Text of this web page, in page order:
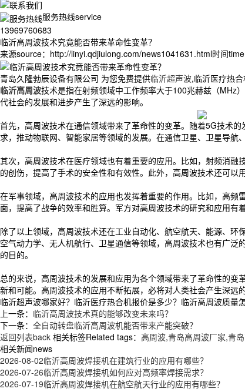
服务热线service
13969760683
临沂高周波技术究竟能否带来革命性变革？
来源source：http://linyi.qdjiulong.com/news1041631.html时间
青岛久隆勃辰设备有限公司 为您免费提供临沂超声波,临沂医疗热
临沂高周波技术是指在射频领域中工作频率大于100兆赫兹（MHz
代社会的发展和进步产生了深远的影响。
首先，高周波技术在通信领域带来了革命性的变革。随着5G技术
求，推动物联网、智能家居等领域的发展。在通信卫星、卫星导航
其次，高周波技术在医疗领域也有着重要的应用。比如，射频消
的创伤，提高了手术的安全性和有效性。此外，高周波技术还可以
在军事领域，高周波技术的应用也发挥着重要的作用。比如，高
面，提高了战争的效率和胜算。军方对高周波技术的研究和应用有
除了以上领域，高周波技术还在工业自动化、航空航天、能源、
空气动力学、无人机航行、卫星通信等领域，高周波技术也有广
的目的。
总的来说，高周波技术的发展和应用为各个领域带来了革命性的
新和可能。高周波技术的应用不断拓展，必将对人类社会产生深远
临沂超声波哪家好？临沂医疗热合机报价是多少？临沂高周波质
上一条： 临沂高周波技术真的能够改变未来吗？
下一条： 全自动转盘临沂高周波机能否带来产能突破？
返回列表back 相关标签Related tags： 高周波,青岛高周波厂家,青
相关新闻news
2026-08-02临沂高周波焊接机在建筑行业的应用有哪些？
2026-07-26临沂高周波焊接机如何应对高频率焊接需求？
2026-07-19临沂高周波焊接机在航空航天行业的应用有哪些？